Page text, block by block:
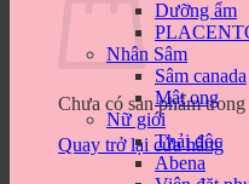
Chưa có sản phẩm
Quay trở lại cửa hàng
Dưỡng ẩm
Nhân Sâm
Sâm canada
Mật ong
Nữ giới
Thải độc
Abena